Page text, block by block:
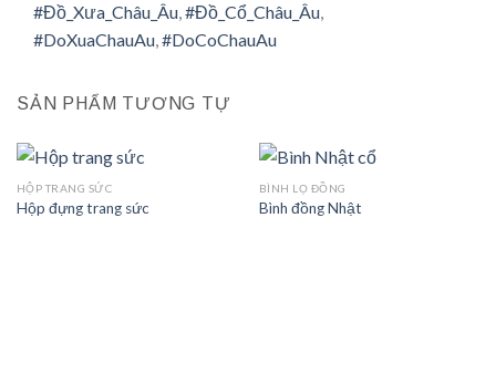
#Đồ_Xưa_Châu_Âu,#Đồ_Cổ_Châu_Âu,
#DoXuaChauAu,#DoCoChauAu
SẢN PHẨM TƯƠNG TỰ
HỘP TRANG SỨC
Hộp đựng trang sức
BÌNH LỌ ĐỒNG
Bình đồng Nhật